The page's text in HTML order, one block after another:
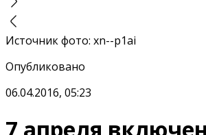
Источник фото: xn--p1ai
Опубликовано
06.04.2016, 05:23